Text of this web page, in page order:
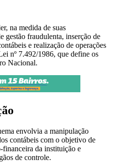
na medida de suas
gestão fraudulenta, inserção de
e realização de operações
nº 7.492/1986, que define os
Nacional.
envolvia a manipulação
contábeis com o objetivo de
financeira da instituição e
de controle.